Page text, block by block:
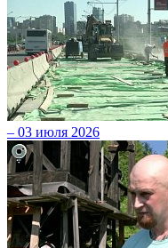
– 03 июля 2026